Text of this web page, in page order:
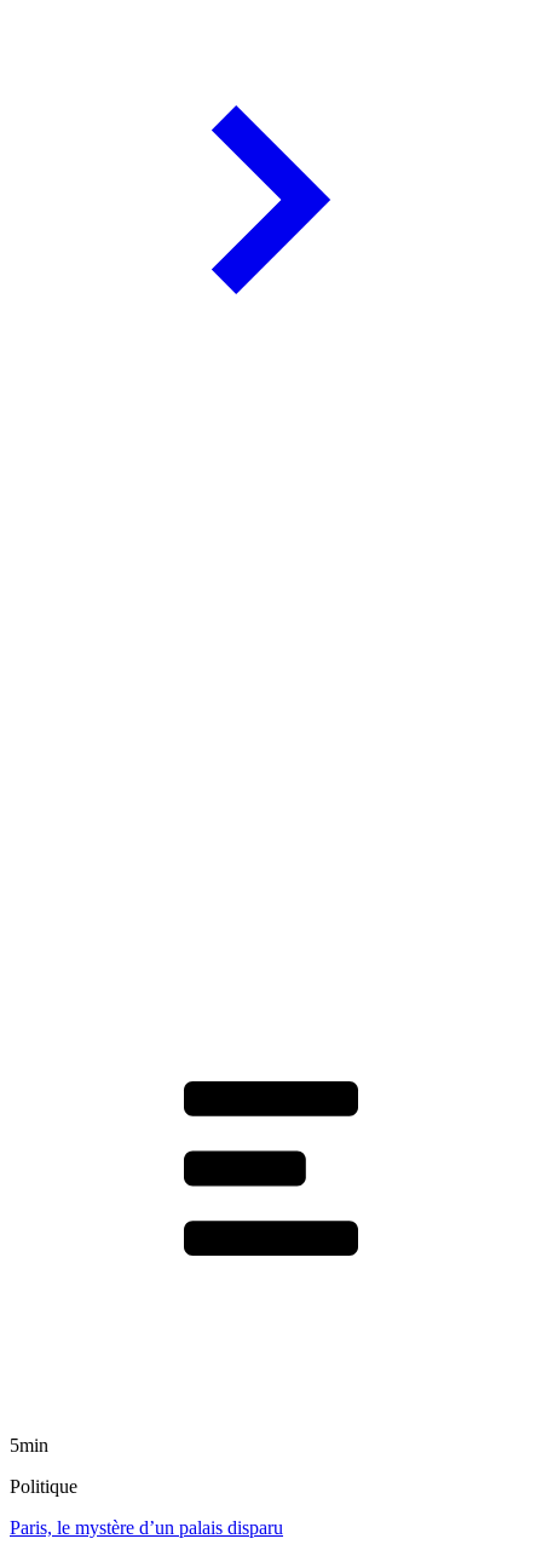
5min
Politique
Paris, le mystère d’un palais disparu